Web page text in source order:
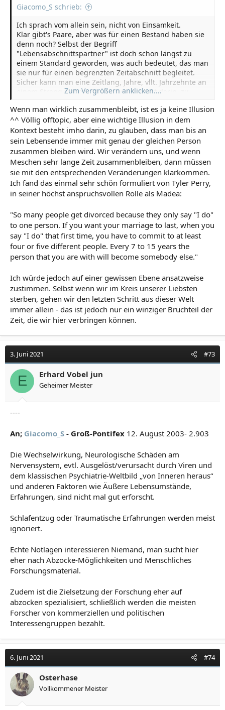
Giacomo_S schrieb:
Ich sprach vom allein sein, nicht von Einsamkeit.
Klar gibt's Paare, aber was für einen Bestand haben sie
denn noch? Selbst der Begriff
"Lebensabschnittspartner" ist doch schon längst zu
einem Standard geworden, was auch bedeutet, das man
sie nur für einen begrenzten Zeitabschnitt begleitet.
Sicher kann man eine Zeitlang, Jahre, vllt. Jahrzehnte an
einem Strang ziehen. Die Illusion besteht darin, zu
Zum Vergrößern anklicken....
Wenn man wirklich zusammenbleibt, ist es ja keine Illusion
^^ Völlig offtopic, aber eine wichtige Illusion in dem
Kontext besteht imho darin, zu glauben, dass man bis an
sein Lebensende immer mit genau der gleichen Person
zusammen bleiben wird. Wir verändern uns, und wenn
Meschen sehr lange Zeit zusammenbleiben, dann müssen
sie mit den entsprechenden Veränderungen klarkommen.
Ich fand das einmal sehr schön formuliert von Tyler Perry,
in seiner höchst anspruchsvollen Rolle als Madea:
"So many people get divorced because they only say "I do"
to one person. If you want your marriage to last, when you
say "I do" that first time, you have to commit to at least
four or five different people. Every 7 to 15 years the
person that you are with will become somebody else."
Ich würde jedoch auf einer gewissen Ebene ansatzweise
zustimmen. Selbst wenn wir im Kreis unserer Liebsten
sterben, gehen wir den letzten Schritt aus dieser Welt
immer allein - das ist jedoch nur ein winziger Bruchteil der
Zeit, die wir hier verbringen können.
3. Juni 2021 #73
E Erhard Vobel jun
Geheimer Meister
----
An; Giacomo_S - Groß-Pontifex 12. August 2003- 2.903
Die Wechselwirkung, Neurologische Schäden am
Nervensystem, evtl. Ausgelöst/verursacht durch Viren und
dem klassischen Psychiatrie-Weltbild „von Inneren heraus“
und anderen Faktoren wie Äußere Lebensumstände,
Erfahrungen, sind nicht mal gut erforscht.
Schlafentzug oder Traumatische Erfahrungen werden meist
ignoriert.
Echte Notlagen interessieren Niemand, man sucht hier
eher nach Abzocke-Möglichkeiten und Menschliches
Forschungsmaterial.
Zudem ist die Zielsetzung der Forschung eher auf
abzocken spezialisiert, schließlich werden die meisten
Forscher von kommerziellen und politischen
Interessengruppen bezahlt.
6. Juni 2021 #74
Osterhase
Vollkommener Meister